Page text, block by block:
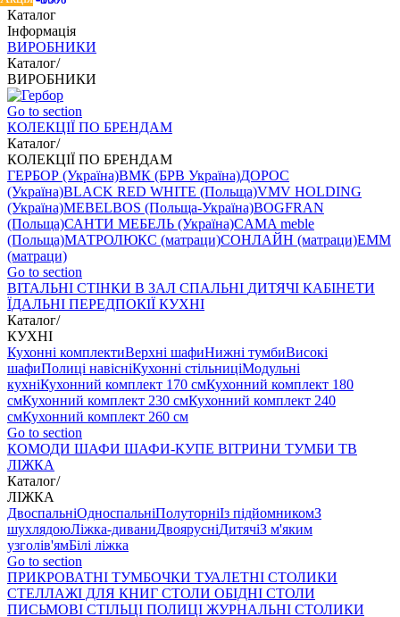
Каталог
Інформація
ВИРОБНИКИ
Каталог/
ВИРОБНИКИ
Go to section
КОЛЕКЦІЇ ПО БРЕНДАМ
Каталог/
КОЛЕКЦІЇ ПО БРЕНДАМ
ГЕРБОР (Україна)ВМК (БРВ Україна)ДОРОС
(Україна)BLACK RED WHITE (Польща)VMV HOLDING
(Україна)MEBELBOS (Польща-Україна)BOGFRAN
(Польща)САНТИ МЕБЕЛЬ (Україна)CAMA meble
(Польща)МАТРОЛЮКС (матраци)СОНЛАЙН (матраци)EMM
(матраци)
Go to section
ВIТАЛЬНI СТІНКИ В ЗАЛ СПАЛЬНІ ДИТЯЧІ КАБІНЕТИ
ЇДАЛЬНI ПЕРЕДПОКІЇ КУХНІ
Каталог/
КУХНІ
Кухонні комплектиВерхні шафиНижні тумбиВисокі
шафиПолиці навісніКухонні стільниціМодульні
кухніКухонний комплект 170 смКухонний комплект 180
смКухонний комплект 230 смКухонний комплект 240
смКухонний комплект 260 см
Go to section
КОМОДИ ШАФИ ШАФИ-КУПЕ ВІТРИНИ ТУМБИ ТВ
ЛІЖКА
Каталог/
ЛІЖКА
ДвоспальніОдноспальніПолуторніІз підйомникомЗ
шухлядоюЛіжка-диваниДвоярусніДитячіЗ м'яким
узголів'ямБілі ліжка
Go to section
ПРИКРОВАТНІ ТУМБОЧКИ ТУАЛЕТНІ СТОЛИКИ
СТЕЛЛАЖІ ДЛЯ КНИГ СТОЛИ ОБІДНІ СТОЛИ
ПИСЬМОВІ СТІЛЬЦI ПОЛИЦІ ЖУРНАЛЬНІ СТОЛИКИ